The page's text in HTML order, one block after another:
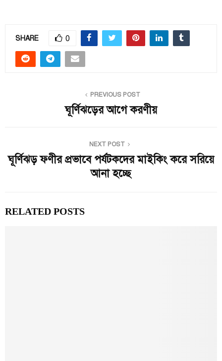
SHARE 0
PREVIOUS POST
ঘূর্ণিঝড়ের আগে করণীয়
NEXT POST
ঘূর্ণিঝড় ফণীর প্রভাবে পর্যটকদের মাইকিং করে সরিয়ে
আনা হচ্ছে
RELATED POSTS